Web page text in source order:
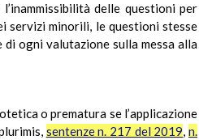
delle questioni per
servizi minorili, le questioni stesse
ogni valutazione sulla messa alla
o prematura se l’applicazione
sentenze n. 217 del 2019,n.